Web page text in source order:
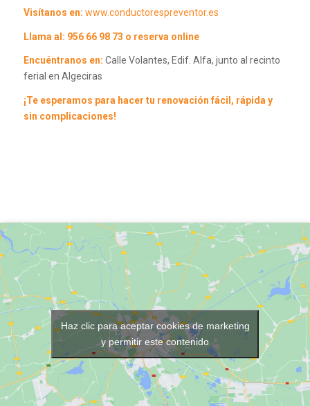
Visítanos en: www.conductorespreventor.es
Llama al: 956 66 98 73 o reserva online
Encuéntranos en: Calle Volantes, Edif. Alfa, junto al recinto
ferial en Algeciras
¡Te esperamos para hacer tu renovación fácil, rápida y
sin complicaciones!
Haz clic para aceptar cookies de marketing
y permitir este contenido